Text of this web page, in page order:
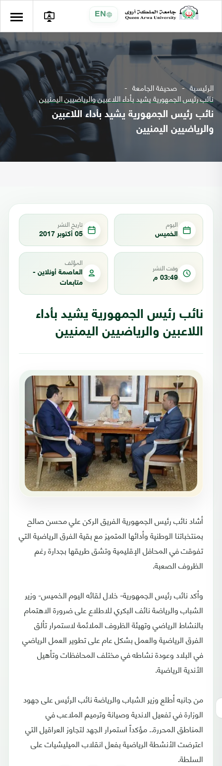
EN
الرئيسية صحيفة الجامعة
نائب رئيس الجمهورية يشيد بأداء اللاعبين والرياضيين اليمنيين
نائب رئيس الجمهورية يشيد بأداء اللاعبين
والرياضيين اليمنيين
اليوم
الخميس
تاريخ النشر
05 أكتوبر 2017
وقت النشر
03:49 م
المؤلف
العاصمة أونلاين -
متابعات
نائب رئيس الجمهورية يشيد بأداء
اللاعبين والرياضيين اليمنيين
أشاد نائب رئيس الجمهورية الفريق الركن علي محسن صالح
بمنتخباتنا الوطنية وأدائها المتميز مع بقية الفرق الرياضية التي
تفوقت في المحافل الإقليمية وتشق طريقها بجدارة رغم
الظروف الصعبة.
وأكد نائب رئيس الجمهورية- خلال لقائه اليوم الخميس- وزير
الشباب والرياضة نائف البكري للاطلاع على ضرورة الاهتمام
بالنشاط الرياضي وتهيئة الظروف الملائمة لاستمرار تألق
الفرق الرياضية والعمل بشكل عام على تطوير العمل الرياضي
في البلاد وعودة نشاطه في مختلف المحافظات وتأهيل
الأندية الرياضية.
من جانبه أطلع وزير الشباب والرياضة نائب الرئيس على جهود
الوزارة في تفعيل الاندية وصيانة وترميم الملاعب في
المناطق المحررة.. مؤكداً استمرار الجهد لتجاوز العراقيل التي
اعترضت الأنشطة الرياضية بفعل انقلاب الميليشيات على
السلطة.